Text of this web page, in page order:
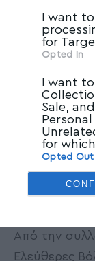
I want
for
Opted In
I want
Sale,
for
Opted Out
ΤΟΠΙΚΑ ΝΕΑ
Μαχητικές
μιας πόλης
μίμηση και
Από την
Ελεύθερες